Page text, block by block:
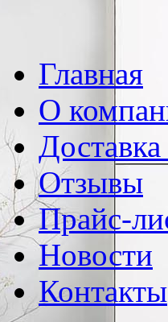
Главная
О
Отзывы
Прайс-
Новости
Контакты